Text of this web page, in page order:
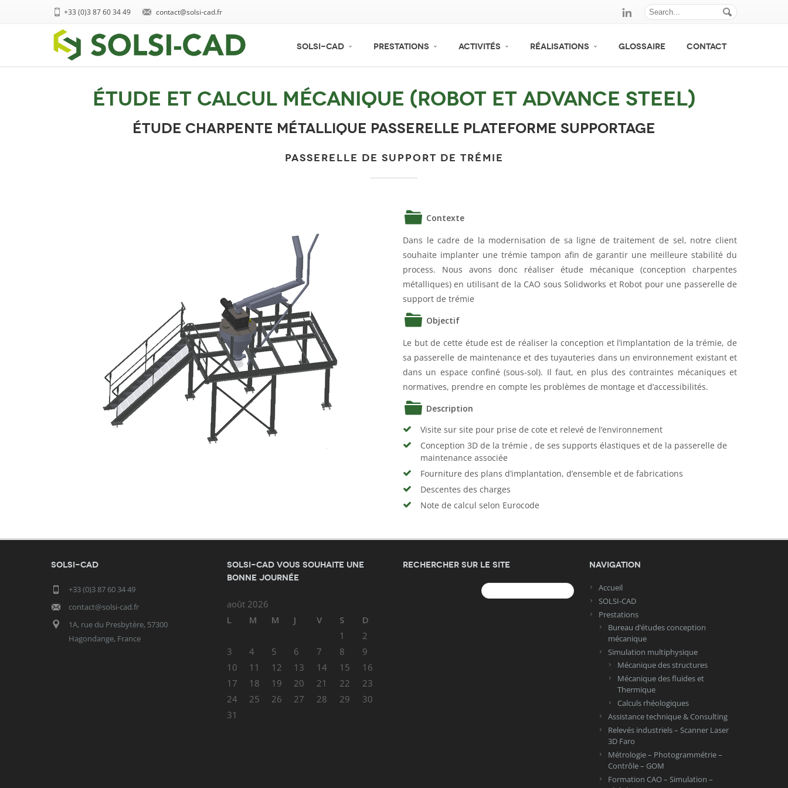
contact@solsi-cad.fr
+33 (0)3 87 60 34 49
SOLSI-CAD PRESTATIONS ACTIVITÉS RÉALISATIONS GLOSSAIRE CONTACT
Étude et calcul mécanique (Robot et Advance Steel)
étude charpente métallique passerelle plateforme supportage
PASSERELLE DE SUPPORT DE TRÉMIE
Contexte
Dans le cadre de la modernisation de sa ligne de traitement de sel, notre client
souhaite implanter une trémie tampon afin de garantir une meilleure stabilité du
process. Nous avons donc réaliser étude mécanique (conception charpentes
métalliques) en utilisant de la CAO sous Solidworks et Robot pour une passerelle de
support de trémie
Objectif
Le but de cette étude est de réaliser la conception et l’implantation de la trémie, de
sa passerelle de maintenance et des tuyauteries dans un environnement existant et
dans un espace confiné (sous-sol). Il faut, en plus des contraintes mécaniques et
normatives, prendre en compte les problèmes de montage et d’accessibilités.
Description
Visite sur site pour prise de cote et relevé de l’environnement
Conception 3D de la trémie , de ses supports élastiques et de la passerelle de
maintenance associée
Fourniture des plans d’implantation, d’ensemble et de fabrications
Descentes des charges
Note de calcul selon Eurocode
SOLSI-CAD
+33 (0)3 87 60 34 49
contact@solsi-cad.fr
1A, rue du Presbytère, 57300
Hagondange, France
SOLSI-CAD vous souhaite une
bonne journée
août 2026
L
M M J V S
D
1
2
3
4 5 6 7 8
9
10
11 12 13 14 15
16
17
18 19 20 21 22
23
24
25 26 27 28 29
30
31
Rechercher sur le site Navigation
Accueil
SOLSI-CAD
Prestations
Bureau d’études conception
mécanique
Simulation multiphysique
Mécanique des structures
Mécanique des fluides et
Thermique
Calculs rhéologiques
Assistance technique & Consulting
Relevés industriels – Scanner Laser
3D Faro
Métrologie – Photogrammétrie –
Contrôle – GOM
Formation CAO – Simulation –